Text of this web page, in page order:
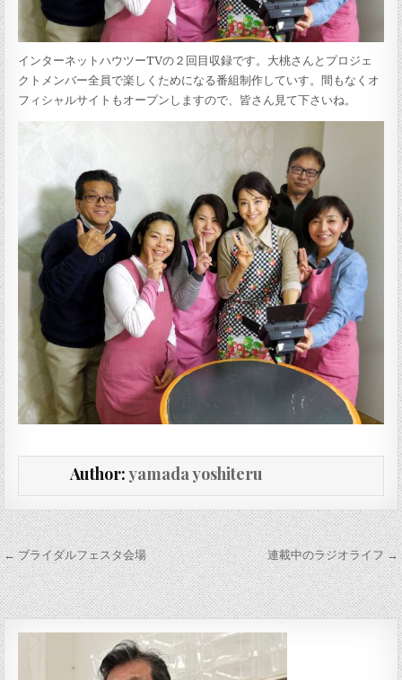
インターネットハウツーTVの２回目収録です。大桃さんとプロジェ
クトメンバー全員で楽しくためになる番組制作していす。間もなくオ
フィシャルサイトもオープンしますので、皆さん見て下さいね。
Author:yamada yoshiteru
投稿ナビゲーション
← ブライダルフェスタ会場 連載中のラジオライフ →